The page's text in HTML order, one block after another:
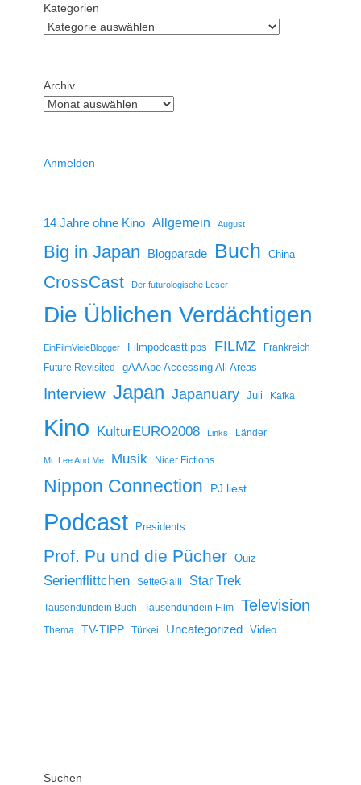
Kategorien
Archiv
Anmelden
14 Jahre ohne Kino Allgemein August
Big in Japan Blogparade Buch China
CrossCast Der futurologische Leser
Die Üblichen Verdächtigen
EinFilmVieleBlogger Filmpodcasttipps FILMZ
Frankreich
Future Revisited
gAAAbe Accessing All Areas
Interview Japan Japanuary Juli Kafka
Kino KulturEURO2008 Links Länder
Mr. Lee And Me Musik Nicer Fictions
Nippon Connection PJ liest
Podcast Presidents
Prof. Pu und die Pücher Quiz
Serienflittchen SetteGialli Star Trek
Tausendundein Buch Tausendundein Film Television
Thema TV-TIPP Türkei Uncategorized Video
Suchen